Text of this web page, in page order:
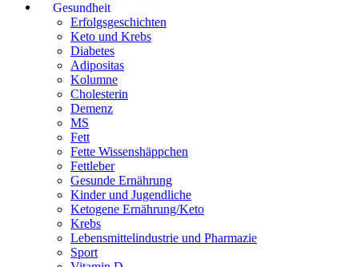
Gesundheit
Erfolgsgeschichten
Keto und Krebs
Diabetes
Adipositas
Kolumne
Cholesterin
Demenz
MS
Fett
Fette Wissenshäppchen
Fettleber
Gesunde Ernährung
Kinder und Jugendliche
Ketogene Ernährung/Keto
Krebs
Lebensmittelindustrie und Pharmazie
Sport